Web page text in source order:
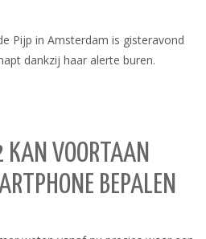
Pijp in Amsterdam is gisteravond
dankzij haar alerte buren.
KAN VOORTAAN
BEPALEN